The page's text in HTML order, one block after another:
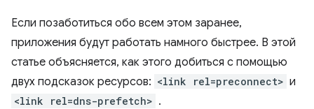
Если позаботиться обо всем этом заранее,
приложения будут работать намного быстрее. В этой
статье объясняется, как этого добиться с помощью
двух подсказок ресурсов: <link rel=preconnect> и
<link rel=dns-prefetch> .